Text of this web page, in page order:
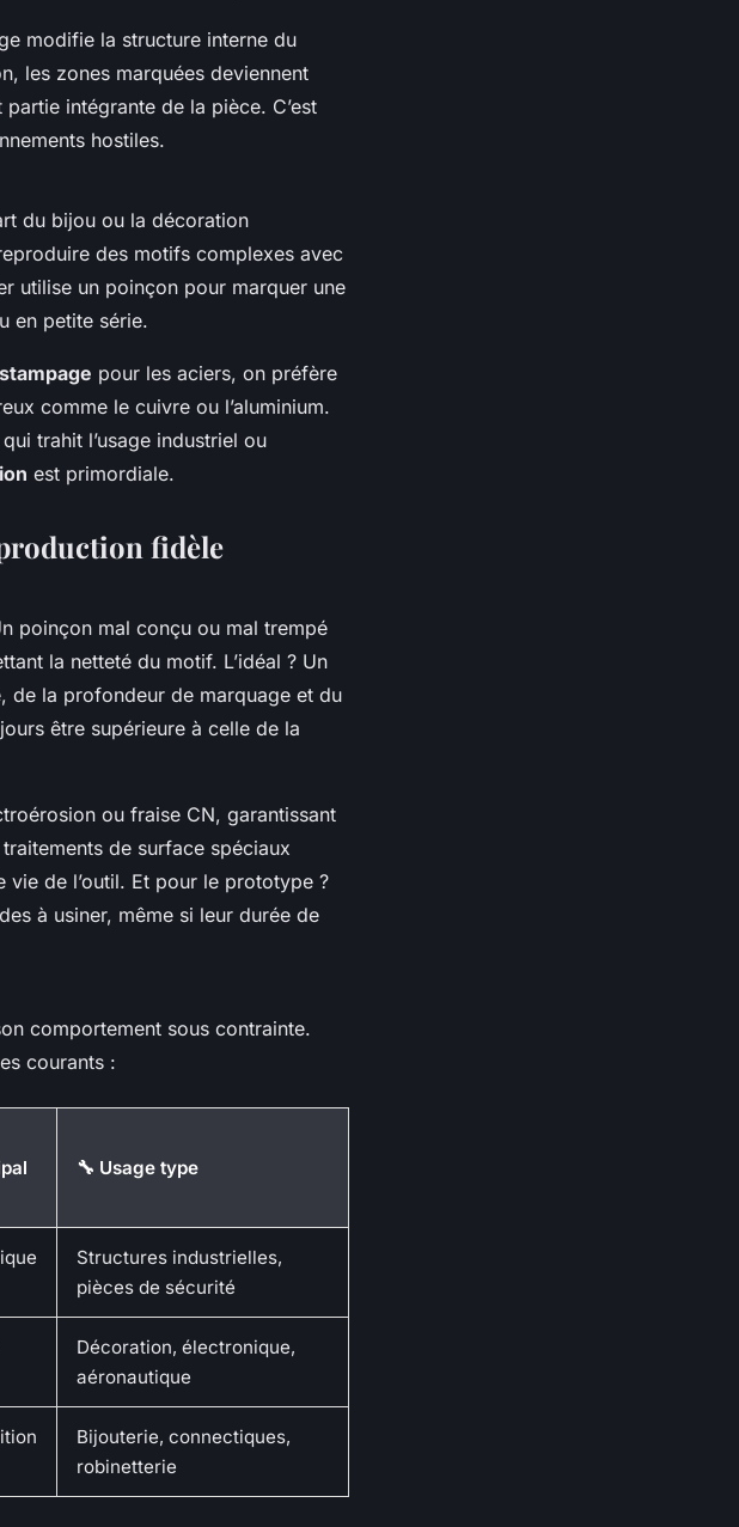
modifie la structure interne du
les zones marquées deviennent
intégrante de la pièce. C’est
hostiles.
du bijou ou la décoration
des motifs complexes avec
utilise un poinçon pour marquer une
en petite série.
pour les aciers, on préfère
comme le cuivre ou l’aluminium.
trahit l’usage industriel ou
est primordiale.
fidèle
poinçon mal conçu ou mal trempé
la netteté du motif. L’idéal ? Un
de la profondeur de marquage et du
être supérieure à celle de la
ou fraise CN, garantissant
de surface spéciaux
de l’outil. Et pour le prototype ?
à usiner, même si leur durée de
comportement sous contrainte.
courants :
🔧 Usage type
Structures industrielles,
pièces de sécurité
Décoration, électronique,
aéronautique
Bijouterie, connectiques,
robinetterie